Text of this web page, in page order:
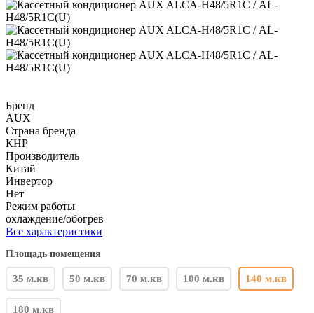
Бренд
AUX
Страна бренда
КНР
Производитель
Китай
Инвертор
Нет
Режим работы
охлаждение/обогрев
Все характеристики
Площадь помещения
35 м.кв 50 м.кв 70 м.кв 100 м.кв 140 м.кв
180 м.кв